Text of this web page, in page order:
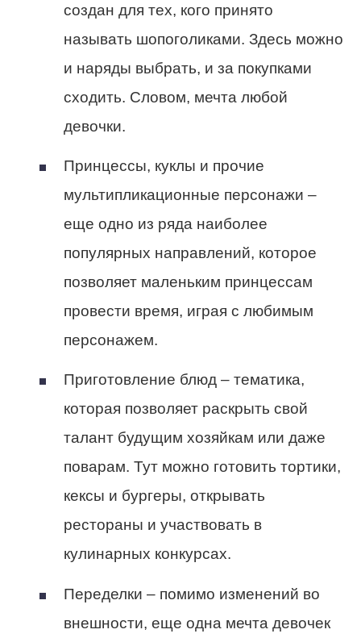
создан для тех, кого принято
называть шопоголиками. Здесь можно
и наряды выбрать, и за покупками
сходить. Словом, мечта любой
девочки.
Принцессы, куклы и прочие
мультипликационные персонажи –
еще одно из ряда наиболее
популярных направлений, которое
позволяет маленьким принцессам
провести время, играя с любимым
персонажем.
Приготовление блюд – тематика,
которая позволяет раскрыть свой
талант будущим хозяйкам или даже
поварам. Тут можно готовить тортики,
кексы и бургеры, открывать
рестораны и участвовать в
кулинарных конкурсах.
Переделки – помимо изменений во
внешности, еще одна мечта девочек